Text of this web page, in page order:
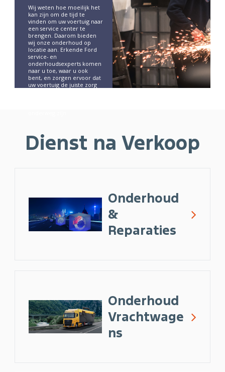
Wij weten hoe moeilijk het
kan zijn om de tijd te
vinden om uw voertuig naar
een service center te
brengen. Daarom bieden
wij onze onderhoud op
locatie aan. Erkende Ford
service- en
onderhoudsexperts komen
naar u toe, waar u ook
bent, en zorgen ervoor dat
uw voertuig de juiste zorg
Dienst na Verkoop
Onderhoud
&
Reparaties
Onderhoud
Vrachtwage
ns